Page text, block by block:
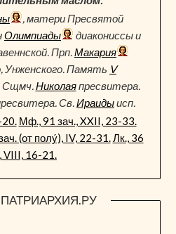
, матери Пресвятой
Олимпиады
диакониссы и
Прп.Макария
Унженского. Память V
Сщмч.Николаяпресвитера.
Св.Ираидыисп.
20. Мф., 91 зач., XXII, 23-33.
(от полу́), IV, 22-31.Лк., 36
VIII, 16-21.